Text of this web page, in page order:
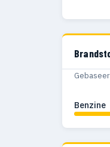
Benzine